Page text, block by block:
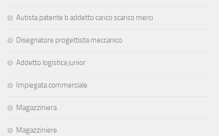
Autista patente b addetto carico scarico merci
Disegnatore progettista meccanico
Addetto logistica junior
Impiegata commerciale
Magazziniera
Magazziniere